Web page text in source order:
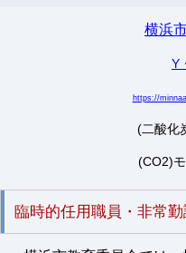
横浜
Y
https://
(二酸化
(CO2)
臨時的任用職員・非常